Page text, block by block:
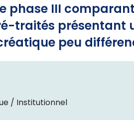
phase III
traités présentant
peu
/ Institutionnel